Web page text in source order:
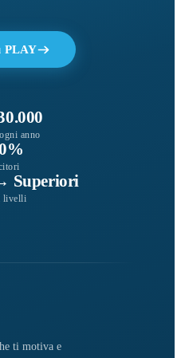
PLAY
anno
Superiori
livelli
ti motiva e